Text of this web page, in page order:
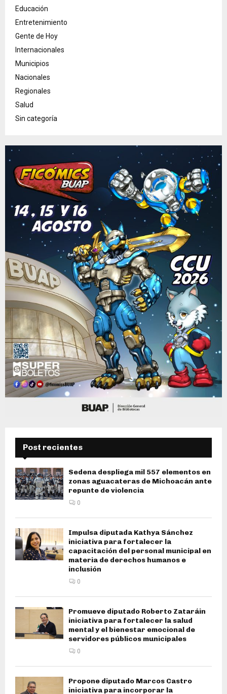
Educación
Entretenimiento
Gente de Hoy
Internacionales
Municipios
Nacionales
Regionales
Salud
Sin categoría
Post recientes
Sedena despliega mil 557 elementos en
zonas aguacateras de Michoacán ante
repunte de violencia
0
Impulsa diputada Kathya Sánchez
iniciativa para fortalecer la
capacitación del personal municipal en
materia de derechos humanos e
inclusión
0
Promueve diputado Roberto Zataráin
iniciativa para fortalecer la salud
mental y el bienestar emocional de
servidores públicos municipales
0
Propone diputado Marcos Castro
iniciativa para incorporar la